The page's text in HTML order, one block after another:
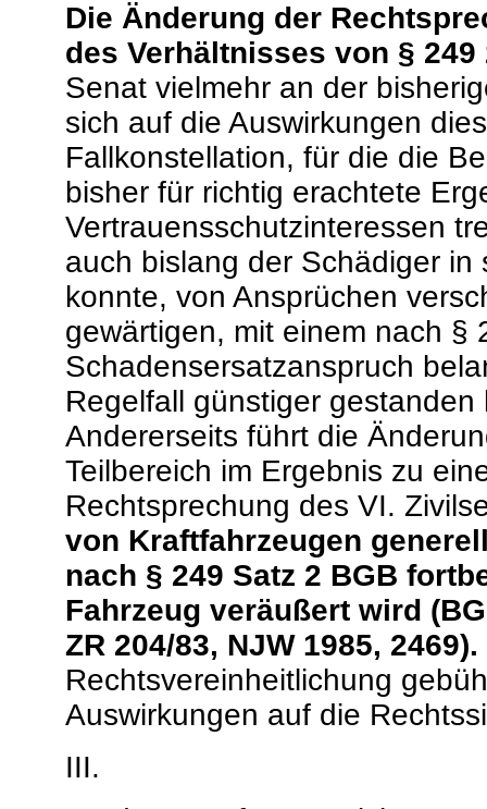
Die Änderung der
des Verhältnisses von §
Senat vielmehr an der
sich auf die Auswirkungen
Fallkonstellation, für die die
bisher für richtig erachtete
Vertrauensschutzinteressen
auch bislang der Schädiger
konnte, von Ansprüchen
gewärtigen, mit einem nach §
Schadensersatzanspruch
Regelfall günstiger
Andererseits führt die
Teilbereich im Ergebnis zu
Rechtsprechung des VI.
von Kraftfahrzeugen
nach § 249 Satz 2 BGB
Fahrzeug veräußert wird
ZR 204/83, NJW 1985, 2469).
Rechtsvereinheitlichung
Auswirkungen auf die
III.